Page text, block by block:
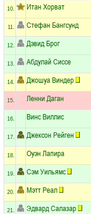
10. Итан Хорват
11. Стефан Бангсунд
12. Дэвид Брог
13. Абдулай Сиссе
14. Джошуа Виндер
15. Ленни Даган
16. Винс Виллис
17. Джексон Рейген
18. Оуэн Лапира
19. Сэм Уильямс
20. Мэтт Реал
21. Эдвард Салазар